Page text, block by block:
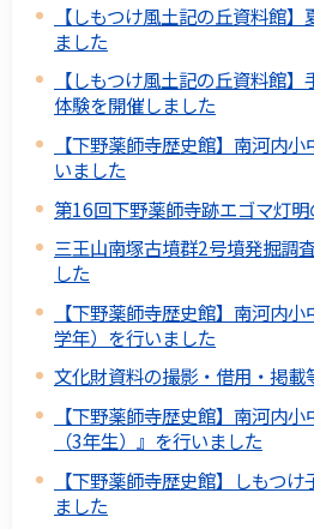
【しもつけ風土記の丘資料館
ました
【しもつけ風土記の丘資料館
体験を開催しました
【下野薬師寺歴史館】南河内
いました
第16回下野薬師寺跡エゴマ灯
三王山南塚古墳群2号墳発掘調
した
【下野薬師寺歴史館】南河内
学年）を行いました
文化財資料の撮影・借用・掲載
【下野薬師寺歴史館】南河内
（3年生）』を行いました
【下野薬師寺歴史館】しもつ
ました